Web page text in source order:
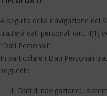
A seguito della navigazione del
tratterà dati personali (art. 4(1)
“Dati Personali”.
In particolare i Dati Personali
seguenti:
Dati di navigazione: i